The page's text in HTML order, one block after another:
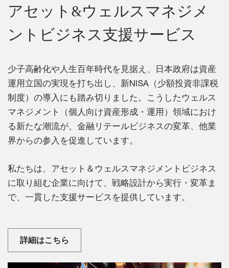
アセット&ウェルスマネジメ
ントビジネス支援サービス
少子高齢化や人生百年時代を見据え、日本政府は資産
運用立国の実現を打ち出し、新NISA（少額投資非課税
制度）の導入にも踏み切りました。こうしたウェルス
マネジメント（個人向け資産形成・運用）領域におけ
る新たな潮流が、金融リテールビジネスの変革、他業
界からの参入を促進しています。
私たちは、アセット＆ウェルスマネジメントビジネス
に取り組む企業に向けて、戦略設計から実行・変革ま
で、一貫した支援サービスを提供しています。
詳細はこちら